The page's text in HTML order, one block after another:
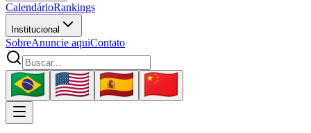
CalendárioRankings
Institucional
SobreAnuncie aquiContato